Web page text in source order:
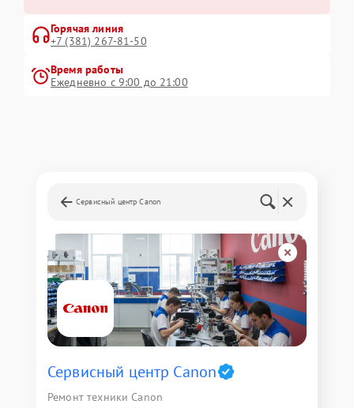
Горячая линия
+7 (381) 267-81-50
Время работы
Ежедневно с 9:00 до 21:00
Сервисный центр Canon
Сервисный центр Canon
Ремонт техники Canon